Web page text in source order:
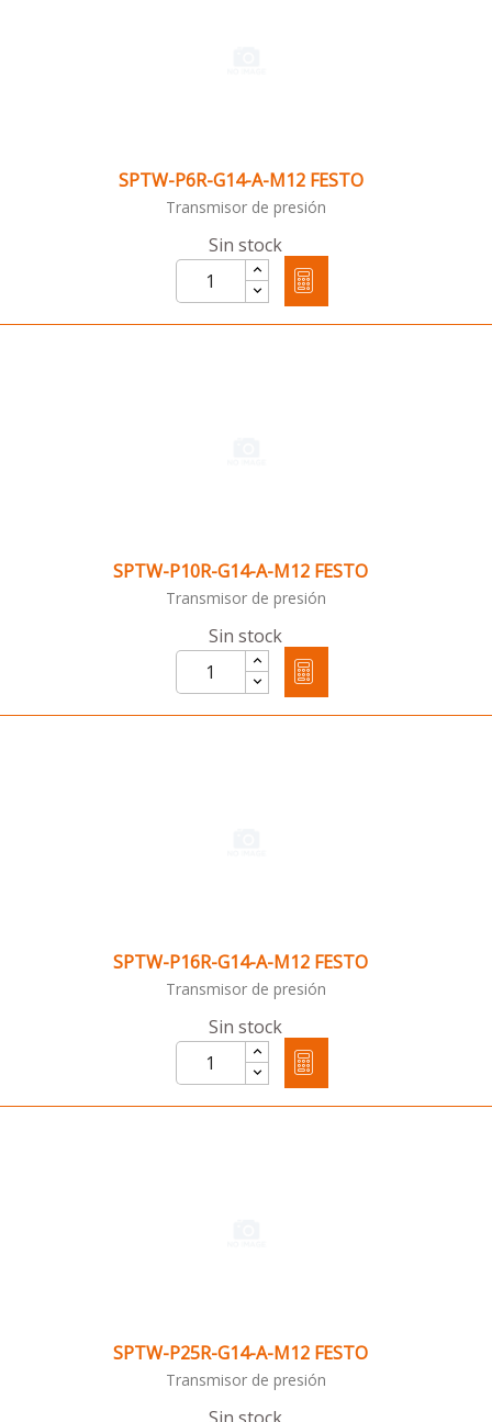
SPTW-P6R-G14-A-M12 FESTO
Transmisor de presión
Sin stock
SPTW-P10R-G14-A-M12 FESTO
Transmisor de presión
Sin stock
SPTW-P16R-G14-A-M12 FESTO
Transmisor de presión
Sin stock
SPTW-P25R-G14-A-M12 FESTO
Transmisor de presión